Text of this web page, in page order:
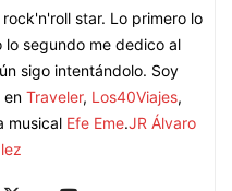
star. Lo primero lo
segundo me dedico al
sigo intentándolo. Soy
en Traveler, Los40Viajes,
musical Efe Eme.JR Álvaro